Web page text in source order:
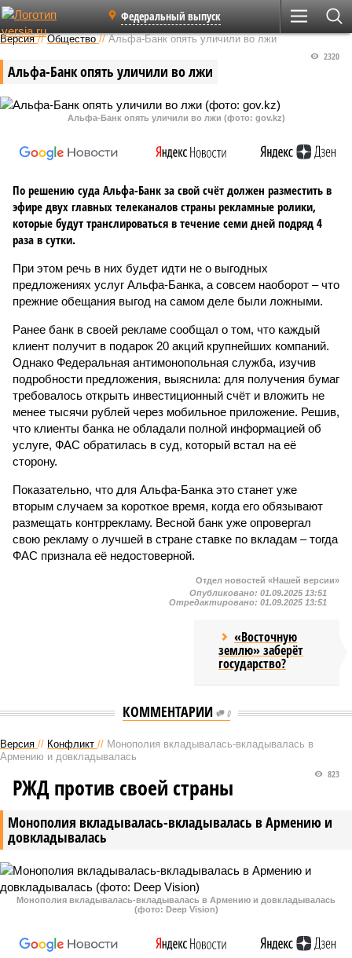
Федеральный выпуск
Версия //Общество //Альфа-Банк опять уличили во лжи
Альфа-Банк опять уличили во лжи
2320
Альфа-Банк опять уличили во лжи (фото: gov.kz)
По решению суда Альфа-Банк за свой счёт должен разместить в
эфире двух главных телеканалов страны рекламные ролики,
которые будут транслироваться в течение семи дней подряд 4
раза в сутки.
При этом речь в них будет идти не о выгодных
предложениях услуг Альфа-Банка, а совсем наоборот – что
прежние обещания выгод на самом деле были ложными.
Ранее банк в своей рекламе сообщал о том, что каждый
клиент получит в подарок 20 акций крупнейших компаний.
Однако Федеральная антимонопольная служба, изучив
подробности предложения, выяснила: для получения бумаг
требовалось открыть инвестиционный счёт и вложить не
менее тысячи рублей через мобильное приложение. Решив,
что клиенты банка не обладали полной информацией об
услуге, ФАС обратилась в суд, который встал на её
сторону.
Показательно, что для Альфа-Банка это станет уже
вторым случаем за короткое время, когда его обязывают
размещать контррекламу. Весной банк уже опровергал
свою рекламу о лучшей в стране ставке по вкладам – тогда
ФАС признала её недостоверной.
Отдел новостей «Нашей версии»
Опубликовано: 01.09.2025 13:51
Отредактировано: 01.09.2025 13:51
«Восточную
землю» заберёт
государство?
КОММЕНТАРИИ 0
Версия // Конфликт // Монополия вкладывалась-вкладывалась в
Армению и довкладывалась
Монополия вкладывалась-вкладывалась в Армению и
довкладывалась
823
РЖД против своей страны
Монополия вкладывалась-вкладывалась в Армению и довкладывалась
(фото: Deep Vision)